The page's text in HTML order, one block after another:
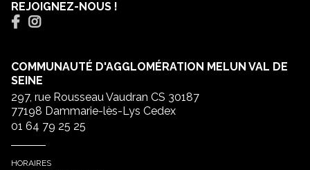
REJOIGNEZ-NOUS !
COMMUNAUTÉ D'AGGLOMÉRATION MELUN VAL DE
SEINE
297, rue Rousseau Vaudran CS 30187
77198 Dammarie-lès-Lys Cedex
01 64 79 25 25
HORAIRES